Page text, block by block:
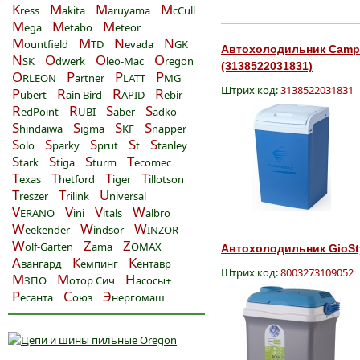
Kress Makita Maruyama McCull
Mega Metabo Meteor
Mountfield MTD Nevada NGK
NSK Odwerk Oleo-Mac Oregon
ORLEON Partner PLATT PMG
Pubert Rain Bird RAPID Rebir
RedPoint RUBI Saber Sadko
Shindaiwa Sigma SKF Snapper
Solo Sparky Sprut St Stanley
Stark Stiga Sturm Tecomec
Texas Thetford Tiger Tillotson
Treszer Trilink Universal
VERANO Vini Vitals Walbro
Weekender Windsor WINZOR
Wolf-Garten Zama ZOMAX
Авангард Кемпинг Кентавр
МЗПО Мотор Сич Насосы+
Ресанта Союз Энергомаш
Автохолодильник
(3138522031831)
Штрих код:3138522031831
Автохолодильник
Штрих код:8003273109052